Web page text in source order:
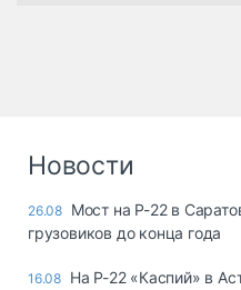
Новости
26.08 Мост на Р-22 в
грузовиков до конца года
16.08 На Р-22 «Каспий» в